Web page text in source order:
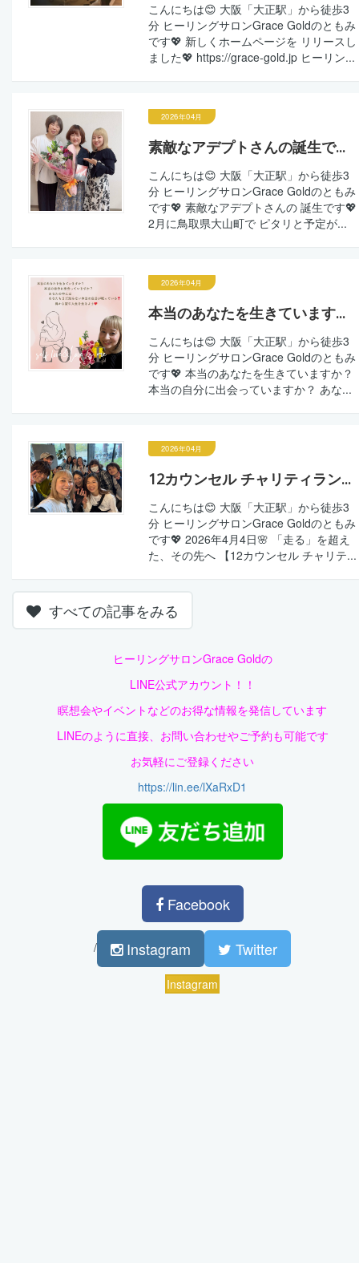
こんにちは😊 大阪「大正駅」から徒歩3
分 ヒーリングサロンGrace Goldのともみ
です💖 新しくホームページを リリースし
ました💖 https://grace-gold.jp ヒーリン...
2026年04月
素敵なアデプトさんの誕生で...
こんにちは😊 大阪「大正駅」から徒歩3
分 ヒーリングサロンGrace Goldのともみ
です💖 素敵なアデプトさんの 誕生です💖
2月に鳥取県大山町で ピタリと予定が...
2026年04月
本当のあなたを生きています...
こんにちは😊 大阪「大正駅」から徒歩3
分 ヒーリングサロンGrace Goldのともみ
です💖 本当のあなたを生きていますか？
本当の自分に出会っていますか？ あな...
2026年04月
12カウンセル チャリティラン...
こんにちは😊 大阪「大正駅」から徒歩3
分 ヒーリングサロンGrace Goldのともみ
です💖 2026年4月4日🌸 「走る」を超え
た、その先へ 【12カウンセル チャリテ...
すべての記事をみる
ヒーリングサロンGrace Goldの
LINE公式アカウント！！
瞑想会やイベントなどのお得な情報を発信しています
LINEのように直接、 お問い合わせやご予約も可能です
お気軽にご登録ください
https://lin.ee/lXaRxD1
Facebook
/ Instagram Twitter
Instagram